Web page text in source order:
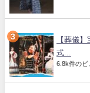
【葬儀
式...
6.8k件のビ